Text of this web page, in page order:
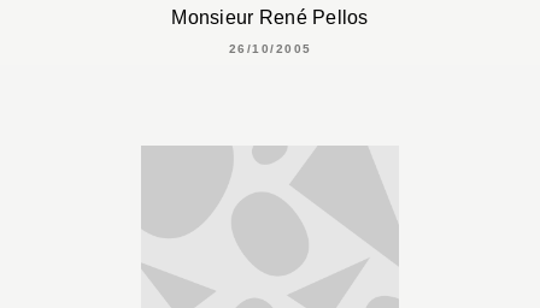
Monsieur René Pellos
26/10/2005